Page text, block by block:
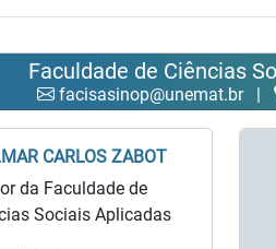
Faculdade de Ciências
facisasinop@unemat.br |
CARLOS ZABOT
da Faculdade de
Sociais Aplicadas